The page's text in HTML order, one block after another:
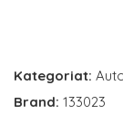
Kategoriat:
Brand: 133023